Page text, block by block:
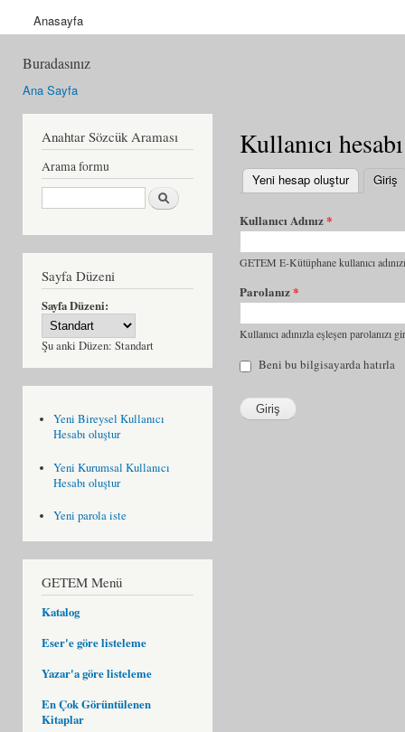
Anasayfa
Buradasınız
Ana Sayfa
Anahtar Sözcük Araması
Arama formu
Ara
Sayfa Düzeni
Sayfa Düzeni:
Şu anki Düzen: Standart
Yeni Bireysel Kullanıcı
Hesabı oluştur
Yeni Kurumsal Kullanıcı
Hesabı oluştur
Yeni parola iste
GETEM Menü
Katalog
Eser'e göre listeleme
Yazar'a göre listeleme
En Çok Görüntülenen
Kitaplar
Kullanıcı hesabı
Yeni hesap oluştur Giriş
Kullanıcı Adınız*
GETEM E-Kütüphane kullanıcı
Parolanız*
Kullanıcı adınızla eşleşen parolanızı
Beni bu bilgisayarda hatırla